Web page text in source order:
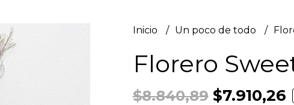
Inicio Un poco de todo
Florero
$8.840,89$7.910,26